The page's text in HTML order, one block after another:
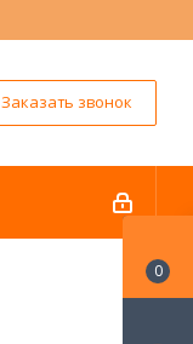
Заказать звонок
0